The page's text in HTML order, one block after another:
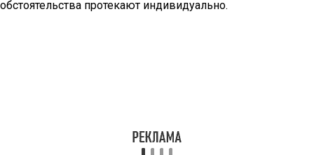
обстоятельства протекают индивидуально.